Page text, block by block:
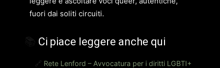
fuori dai soliti circuiti.
Ci piace leggere anche qui
🔗 Rete Lenford – Avvocatura per i diritti LGBTI+